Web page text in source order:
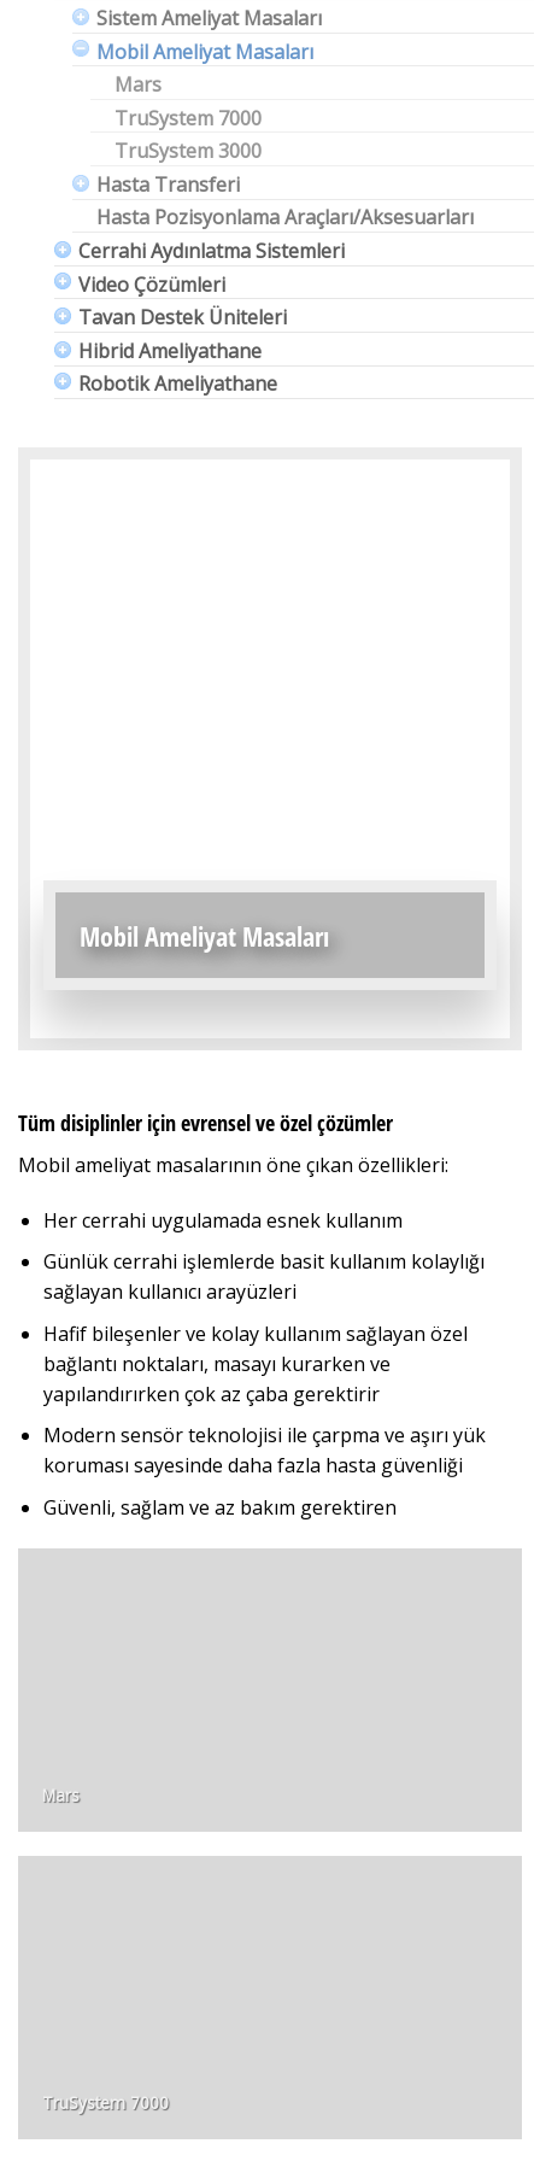
Sistem Ameliyat Masaları
Mobil Ameliyat Masaları
Mars
TruSystem 7000
TruSystem 3000
Hasta Transferi
Hasta Pozisyonlama Araçları/Aksesuarları
Cerrahi Aydınlatma Sistemleri
Video Çözümleri
Tavan Destek Üniteleri
Hibrid Ameliyathane
Robotik Ameliyathane
Mobil Ameliyat Masaları
Tüm disiplinler için evrensel ve özel çözümler
Mobil ameliyat masalarının öne çıkan özellikleri:
Her cerrahi uygulamada esnek kullanım
Günlük cerrahi işlemlerde basit kullanım kolaylığı
sağlayan kullanıcı arayüzleri
Hafif bileşenler ve kolay kullanım sağlayan özel
bağlantı noktaları, masayı kurarken ve
yapılandırırken çok az çaba gerektirir
Modern sensör teknolojisi ile çarpma ve aşırı yük
koruması sayesinde daha fazla hasta güvenliği
Güvenli, sağlam ve az bakım gerektiren
Mars
TruSystem 7000